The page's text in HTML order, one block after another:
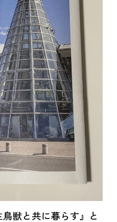
鳥獣と共に暮らす』と